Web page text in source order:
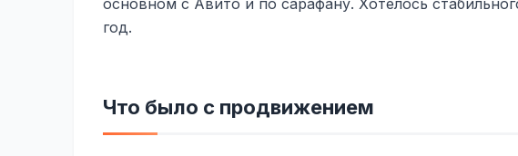
основном с Авито и по сарафану. Хотелось
год.
Что было с продвижением